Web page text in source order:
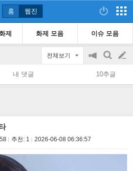
홈 웹진
제 화제 모음 이슈 모음
전체보기
공
지
on/off
검
색
글
쓰
내 댓글 10추글
추천: 1 2026-06-08 06:36:57